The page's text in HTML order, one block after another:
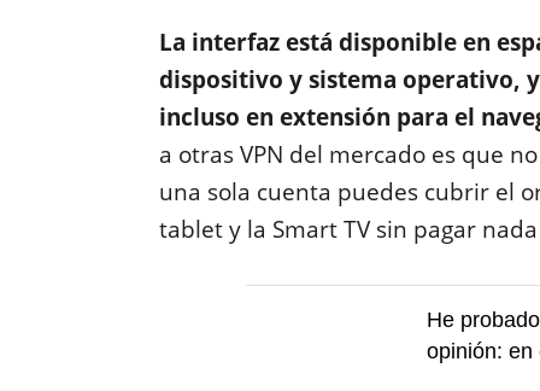
La interfaz está disponible en
dispositivo y sistema operativo,
incluso en extensión para el
a otras VPN del mercado es que
una sola cuenta puedes cubrir el
tablet y la Smart TV sin pagar
He
opinión: en